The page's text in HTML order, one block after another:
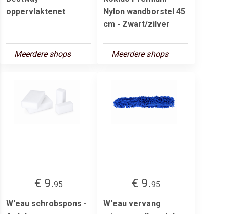
oppervlaktenet
Meerdere shops
Nylon wandborstel 45
cm - Zwart/zilver
Meerdere shops
€ 9.95
W'eau schrobspons -
€ 9.95
W'eau vervang